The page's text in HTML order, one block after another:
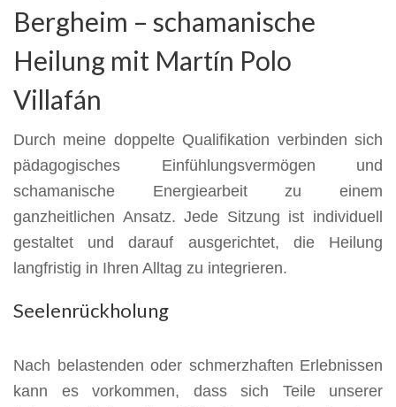
Bergheim – schamanische
Heilung mit Martín Polo
Villafán
Durch meine doppelte Qualifikation verbinden sich
pädagogisches Einfühlungsvermögen und
schamanische Energiearbeit zu einem
ganzheitlichen Ansatz. Jede Sitzung ist individuell
gestaltet und darauf ausgerichtet, die Heilung
langfristig in Ihren Alltag zu integrieren.
Seelenrückholung
Nach belastenden oder schmerzhaften Erlebnissen
kann es vorkommen, dass sich Teile unserer